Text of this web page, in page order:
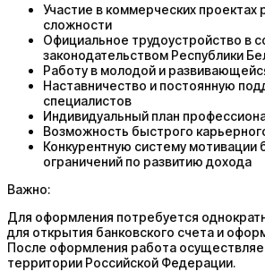
Участие в коммерческих проектах
сложности
Официальное трудоустройство в
законодательством Республики
Работу в молодой и
Наставничество и постоянную
специалистов
Индивидуальный план
Возможность быстрого
Конкурентную систему мотивации
ограничений по развитию дохода
Важно:
Для оформления потребуется
для открытия банковского счета и
После оформления работа
территории Российской Федерации.